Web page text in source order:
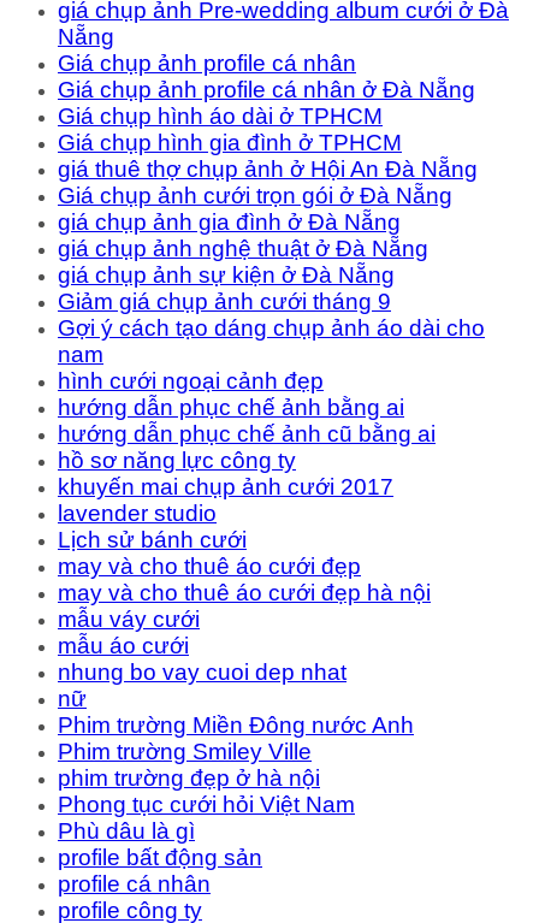
giá chụp ảnh Pre-wedding album cưới ở Đà
Nẵng
Giá chụp ảnh profile cá nhân
Giá chụp ảnh profile cá nhân ở Đà Nẵng
Giá chụp hình áo dài ở TPHCM
Giá chụp hình gia đình ở TPHCM
giá thuê thợ chụp ảnh ở Hội An Đà Nẵng
Giá chụp ảnh cưới trọn gói ở Đà Nẵng
giá chụp ảnh gia đình ở Đà Nẵng
giá chụp ảnh nghệ thuật ở Đà Nẵng
giá chụp ảnh sự kiện ở Đà Nẵng
Giảm giá chụp ảnh cưới tháng 9
Gợi ý cách tạo dáng chụp ảnh áo dài cho
nam
hình cưới ngoại cảnh đẹp
hướng dẫn phục chế ảnh bằng ai
hướng dẫn phục chế ảnh cũ bằng ai
hồ sơ năng lực công ty
khuyến mai chụp ảnh cưới 2017
lavender studio
Lịch sử bánh cưới
may và cho thuê áo cưới đẹp
may và cho thuê áo cưới đẹp hà nội
mẫu váy cưới
mẫu áo cưới
nhung bo vay cuoi dep nhat
nữ
Phim trường Miền Đông nước Anh
Phim trường Smiley Ville
phim trường đẹp ở hà nội
Phong tục cưới hỏi Việt Nam
Phù dâu là gì
profile bất động sản
profile cá nhân
profile công ty